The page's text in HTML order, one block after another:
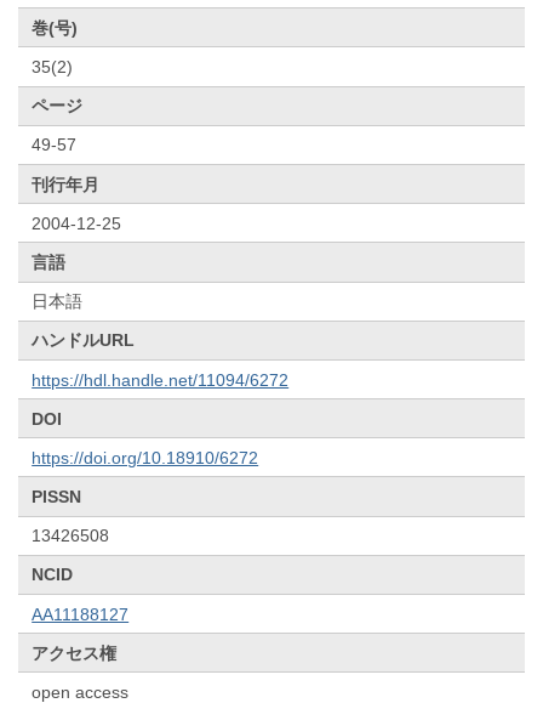
巻(号)
35(2)
ページ
49-57
刊行年月
2004-12-25
言語
日本語
ハンドルURL
https://hdl.handle.net/11094/6272
DOI
https://doi.org/10.18910/6272
PISSN
13426508
NCID
AA11188127
アクセス権
open access